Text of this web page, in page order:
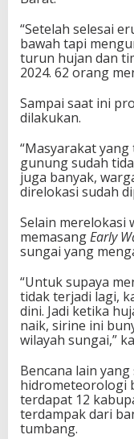
“Setelah selesai
bawah tapi
turun hujan dan
2024. 62 orang
Sampai saat ini
dilakukan.
“Masyarakat
gunung sudah
juga banyak,
direlokasi sudah
Selain merelokasi
memasangEarly
sungai yang
“Untuk supaya
tidak terjadi lagi,
dini. Jadi ketika
naik, sirine ini
wilayah sungai,”
Bencana lain
hidrometeorologi
terdapat 12
terdampak dari
tumbang.